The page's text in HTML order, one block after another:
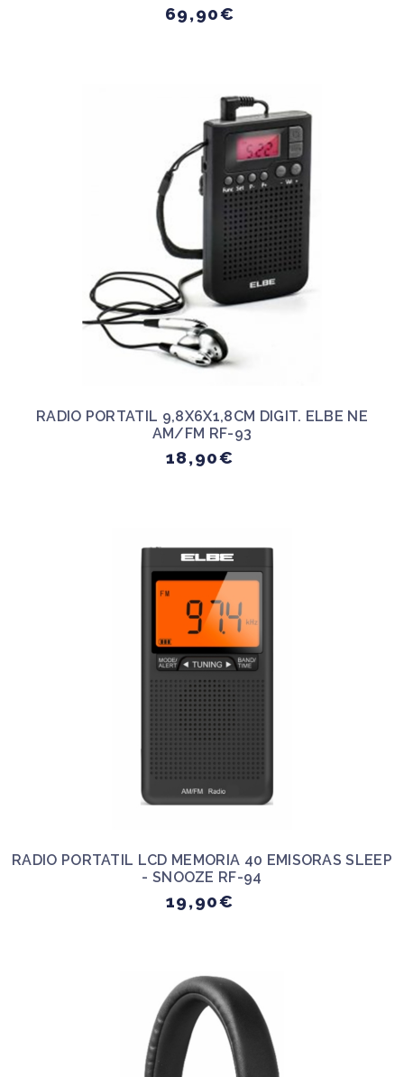
69,90€
RADIO PORTATIL 9,8X6X1,8CM DIGIT. ELBE NE
AM/FM RF-93
18,90€
RADIO PORTATIL LCD MEMORIA 40 EMISORAS SLEEP
- SNOOZE RF-94
19,90€